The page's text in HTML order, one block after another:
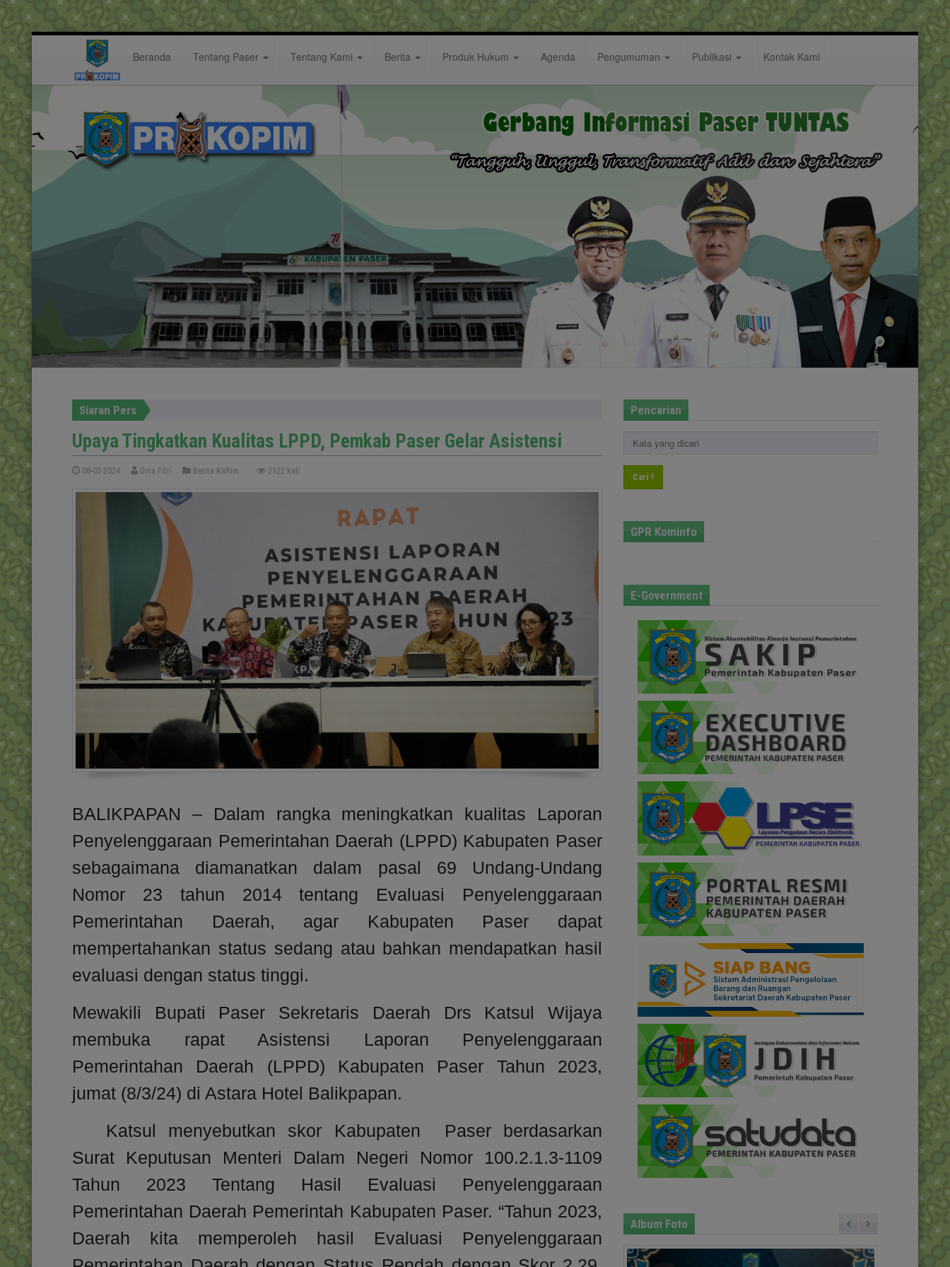
Beranda Tentang Paser Tentang Kami Berita Produk Hukum Agenda Pengumuman Publikasi Kontak Kami
Berita:
Siaran Pers
Upaya Tingkatkan Kualitas LPPD, Pemkab Paser Gelar Asistensi
08-03-2024 Dina Fitri Berita Kaltim 2122 kali
BALIKPAPAN – Dalam rangka meningkatkan kualitas Laporan
Penyelenggaraan Pemerintahan Daerah (LPPD) Kabupaten Paser
sebagaimana diamanatkan dalam pasal 69 Undang-Undang
Nomor 23 tahun 2014 tentang Evaluasi Penyelenggaraan
Pemerintahan Daerah, agar Kabupaten Paser dapat
mempertahankan status sedang atau bahkan mendapatkan hasil
evaluasi dengan status tinggi.
Mewakili Bupati Paser Sekretaris Daerah Drs Katsul Wijaya
membuka rapat Asistensi Laporan Penyelenggaraan
Pemerintahan Daerah (LPPD) Kabupaten Paser Tahun 2023,
jumat (8/3/24) di Astara Hotel Balikpapan.
Katsul menyebutkan skor Kabupaten Paser berdasarkan
Surat Keputusan Menteri Dalam Negeri Nomor 100.2.1.3-1109
Tahun 2023 Tentang Hasil Evaluasi Penyelenggaraan
Pemerintahan Daerah Pemerintah Kabupaten Paser. “Tahun 2023,
Daerah kita memperoleh hasil Evaluasi Penyelenggaraan
Pencarian
Cari !
GPR Kominfo
E-Government
Album Foto